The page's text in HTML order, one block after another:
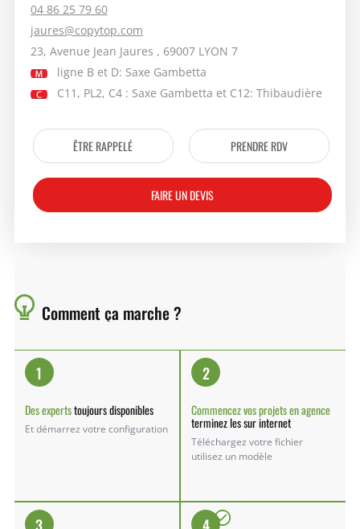
04 86 25 79 60
jaures@copytop.com
23, Avenue Jean Jaures , 69007 LYON 7
ligne B et D: Saxe Gambetta
C11, PL2, C4 : Saxe Gambetta et C12: Thibaudière
ÊTRE RAPPELÉ PRENDRE RDV
FAIRE UN DEVIS
Commentça marche ?
1
Des expertstoujours disponibles
Et démarrez votre configuration
2
Commencez vos projets en agence
terminez les sur internet
Téléchargez votre fichier
utilisez un modèle